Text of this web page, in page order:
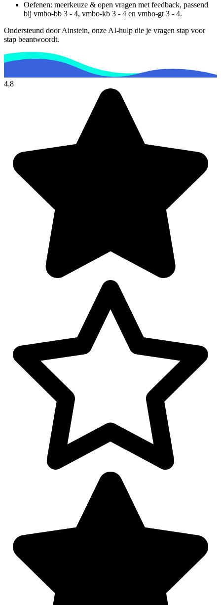
Oefenen: meerkeuze & open vragen met feedback, passend
bij vmbo-bb 3 - 4, vmbo-kb 3 - 4 en vmbo-gt 3 - 4.
Ondersteund door Ainstein, onze AI-hulp die je vragen stap voor
stap beantwoordt.
4,8